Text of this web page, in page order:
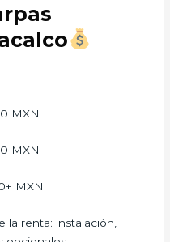
MXN
MXN
MXN
la renta: instalación,